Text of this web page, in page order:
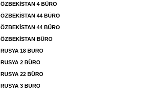
ÖZBEKİSTAN 4 BÜRO
ÖZBEKİSTAN 44 BÜRO
ÖZBEKİSTAN 44 BÜRO
ÖZBEKİSTAN BÜRO
RUSYA 18 BÜRO
RUSYA 2 BÜRO
RUSYA 22 BÜRO
RUSYA 3 BÜRO